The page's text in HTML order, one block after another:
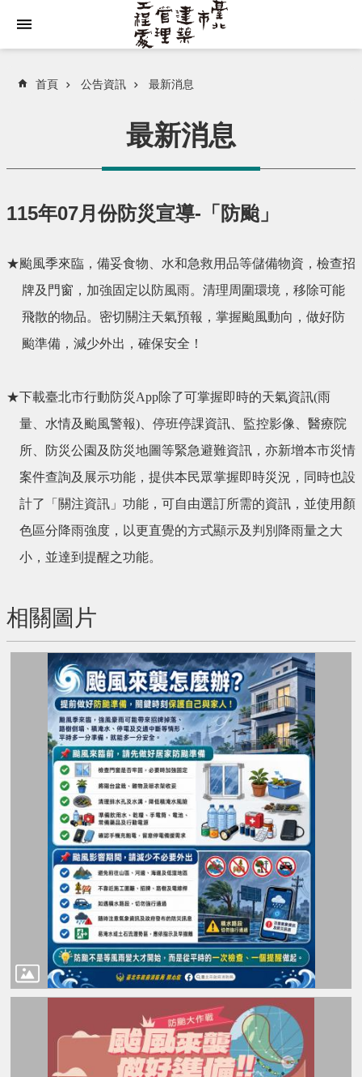
首頁 公告資訊 最新消息
最新消息
115年07月份防災宣導-「防颱」
★颱風季來臨，備妥食物、水和急救用品等儲備物資，檢查招
牌及門窗，加強固定以防風雨。清理周圍環境，移除可能
飛散的物品。密切關注天氣預報，掌握颱風動向，做好防
颱準備，減少外出，確保安全！
★下載臺北市行動防災App除了可掌握即時的天氣資訊(雨
量、水情及颱風警報)、停班停課資訊、監控影像、醫療院
所、防災公園及防災地圖等緊急避難資訊，亦新增本市災情
案件查詢及展示功能，提供本民眾掌握即時災況，同時也設
計了「關注資訊」功能，可自由選訂所需的資訊，並使用顏
色區分降雨強度，以更直覺的方式顯示及判別降雨量之大
小，並達到提醒之功能。
相關圖片